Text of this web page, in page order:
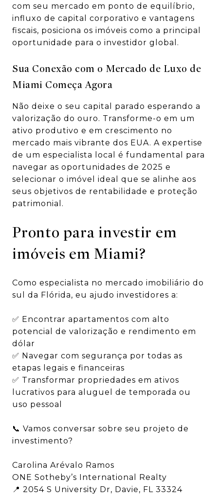
com seu mercado em ponto de equilíbrio,
influxo de capital corporativo e vantagens
fiscais, posiciona os imóveis como a principal
oportunidade para o investidor global.
Sua Conexão com o Mercado de Luxo de
Miami Começa Agora
Não deixe o seu capital parado esperando a
valorização do ouro. Transforme-o em um
ativo produtivo e em crescimento no
mercado mais vibrante dos EUA. A expertise
de um especialista local é fundamental para
navegar as oportunidades de 2025 e
selecionar o imóvel ideal que se alinhe aos
seus objetivos de rentabilidade e proteção
patrimonial.
Pronto para investir em
imóveis em Miami?
Como especialista no mercado imobiliário do
sul da Flórida, eu ajudo investidores a:
✅ Encontrar apartamentos com alto
potencial de valorização e rendimento em
dólar
✅ Navegar com segurança por todas as
etapas legais e financeiras
✅ Transformar propriedades em ativos
lucrativos para aluguel de temporada ou
uso pessoal
📞 Vamos conversar sobre seu projeto de
investimento?
Carolina Arévalo Ramos
ONE Sotheby’s International Realty
📍 2054 S University Dr, Davie, FL 33324